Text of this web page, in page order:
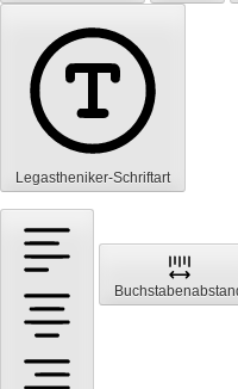
Legastheniker-Schriftart